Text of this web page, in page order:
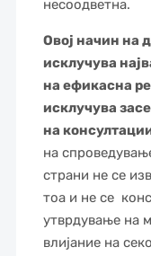
несоодветна.
Овој начин на
исклучува
на ефикасна
исклучува
на
на
страни не се
тоа и не се
утврдување на
влијание на